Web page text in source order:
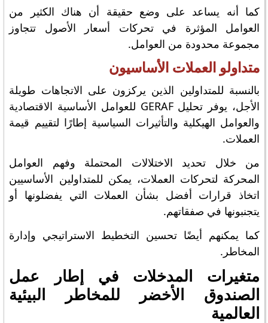
كما أنه يساعد على وضع حقيقة أن هناك الكثير من
العوامل المؤثرة في تحركات أسعار الأصول تتجاوز
مجموعة محدودة من العوامل.
متداولو العملات الأساسيون
بالنسبة للمتداولين الذين يركزون على الاتجاهات طويلة
الأجل، يوفر تحليل GERAF للعوامل الأساسية الاقتصادية
والعوامل الهيكلية والتأثيرات السياسية إطارًا لتقييم قيمة
العملات.
من خلال تحديد الاختلالات المحتملة وفهم العوامل
المحركة لتحركات العملات، يمكن للمتداولين الأساسيين
اتخاذ قرارات أفضل بشأن العملات التي يفضلونها أو
يتجنبونها في صفقاتهم.
كما يمكنهم أيضًا تحسين التخطيط الاستراتيجي وإدارة
المخاطر.
متغيرات المدخلات في إطار عمل
الصندوق الأخضر للمخاطر البيئية
العالمية